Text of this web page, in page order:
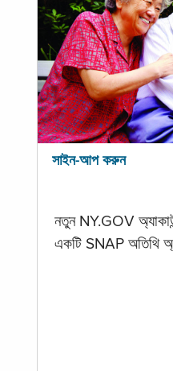
সাইন-আপ করুন
নতুন NY.GOV
একটি SNAP অতিথি